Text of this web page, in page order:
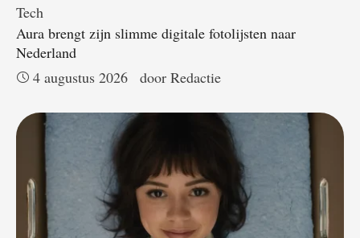
Tech
Aura brengt zijn slimme digitale fotolijsten naar
Nederland
4 augustus 2026
door Redactie